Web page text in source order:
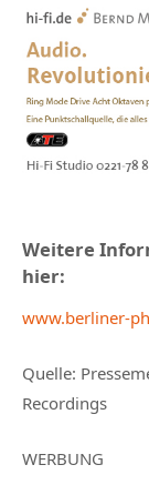
Weitere
hier:
www.berliner-
Quelle:
Recordings
WERBUNG